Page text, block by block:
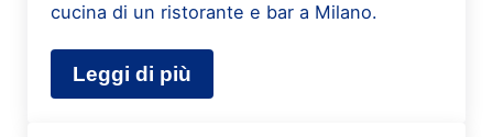
cucina di un ristorante e bar a Milano.
Leggi di piùPulizia cucina ristorante e bar a